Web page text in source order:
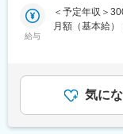
しています。
◆高いシェアを
変更の範囲：会
「薬を売る」
お客様の体調
月に1回程度の
※社用車（軽自
給与
＜予定年収＞
月額（基本給
年収は当社規
給：年1回（4
当＋業績連動
成や売り上げに
気に